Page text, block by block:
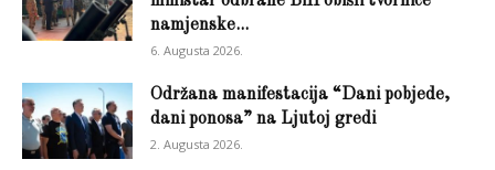
namjenske...
6. Augusta 2026.
Održana manifestacija “Dani pobjede,
dani ponosa” na Ljutoj gredi
2. Augusta 2026.